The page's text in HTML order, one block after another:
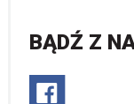
BĄDŹ Z